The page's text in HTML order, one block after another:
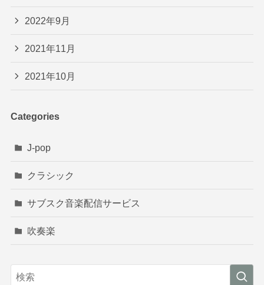
2022年9月
2021年11月
2021年10月
Categories
J-pop
クラシック
サブスク音楽配信サービス
吹奏楽